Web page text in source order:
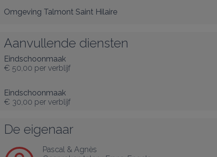
Omgeving Talmont Saint Hilaire
Aanvullende diensten
Eindschoonmaak
€ 50,00 per verblijf
Eindschoonmaak
€ 30,00 per verblijf
De eigenaar
Pascal & Agnès